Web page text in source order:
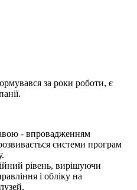
за роки роботи, є
- впровадженням
системи програм
рівень, вирішуючи
і обліку на